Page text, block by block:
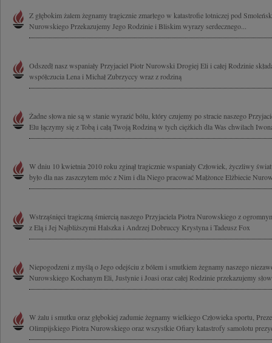
Z głębokim żalem żegnamy tragicznie zmarłego w katastrofie lotniczej pod
Nurowskiego Przekazujemy Jego Rodzinie i Bliskim wyrazy serdecznego...
Odszedł nasz wspaniały Przyjaciel Piotr Nurowski Drogiej Eli i całej Rodzinie
współczucia Lena i Michał Zubrzyccy wraz z rodziną
Żadne słowa nie są w stanie wyrazić bólu, który czujemy po stracie naszego
Elu łączymy się z Tobą i całą Twoją Rodziną w tych ciężkich dla Was chwilach
W dniu 10 kwietnia 2010 roku zginął tragicznie wspaniały Człowiek, życzliwy
było dla nas zaszczytem móc z Nim i dla Niego pracować Małżonce Elżbiecie
Wstrząśnięci tragiczną śmiercią naszego Przyjaciela Piotra Nurowskiego z
z Elą i Jej Najbliższymi Halszka i Andrzej Dobruccy Krystyna i Tadeusz Fox
Niepogodzeni z myślą o Jego odejściu z bólem i smutkiem żegnamy naszego
Nurowskiego Kochanym Eli, Justynie i Joasi oraz całej Rodzinie przekazujemy
W żalu i smutku oraz głębokiej zadumie żegnamy wielkiego Człowieka sportu,
Olimpijskiego Piotra Nurowskiego oraz wszystkie Ofiary katastrofy samolotu